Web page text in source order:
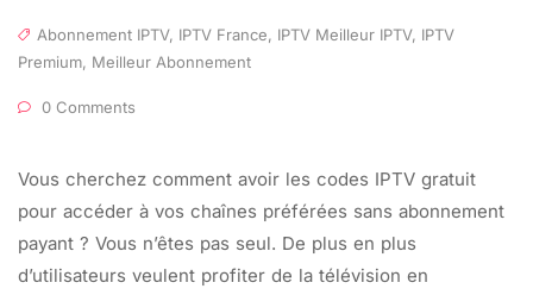
Abonnement IPTV, IPTV France, IPTV Meilleur IPTV, IPTV
Premium, Meilleur Abonnement
0 Comments
Vous cherchez comment avoir les codes IPTV gratuit
pour accéder à vos chaînes préférées sans abonnement
payant ? Vous n’êtes pas seul. De plus en plus
d’utilisateurs veulent profiter de la télévision en